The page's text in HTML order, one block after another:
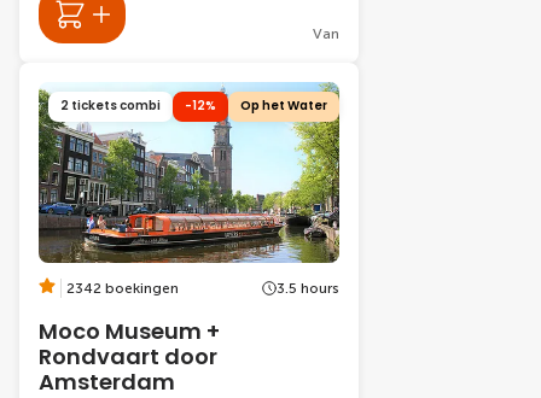
Van
2 tickets combi -12% Op het Water
2342 boekingen 3.5 hours
Moco Museum +
Rondvaart door
Amsterdam